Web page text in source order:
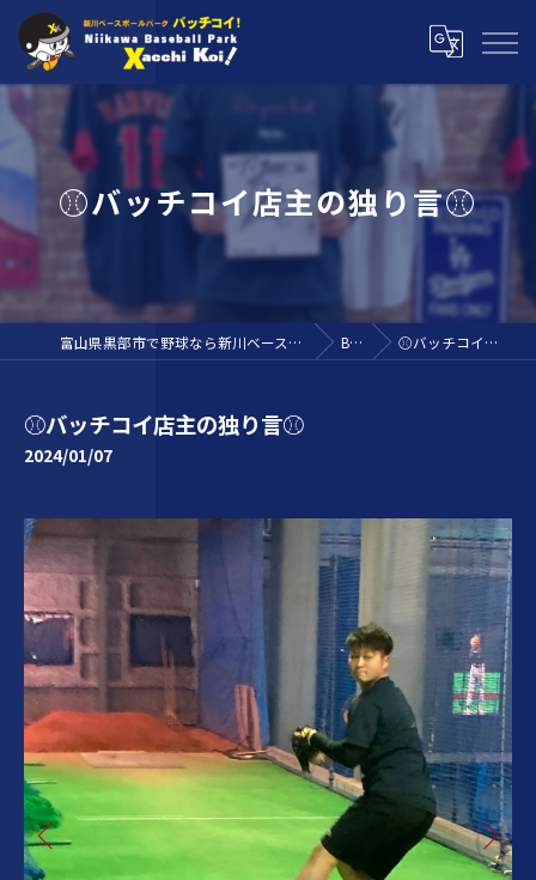
⚾バッチコイ店主の独り言⚾
富山県黒部市で野球なら新川ベースボールパーク バッチコイ！ BLOG ⚾バッチコイ店主の独り言⚾
⚾バッチコイ店主の独り言⚾
2024/01/07